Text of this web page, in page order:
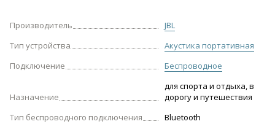
Производитель
JBL
Тип устройства
Акустика портативная
Подключение
Беспроводное
Назначение
для спорта и отдыха, в
дорогу и путешествия
Тип беспроводного подключения
Bluetooth